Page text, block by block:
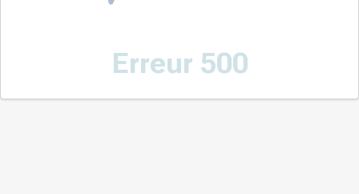
Erreur 500